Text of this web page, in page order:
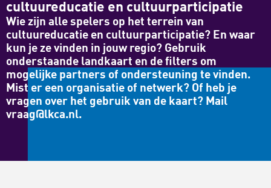
cultuureducatie en cultuurparticipatie
Wie zijn alle spelers op het terrein van
cultuureducatie en cultuurparticipatie? En waar
kun je ze vinden in jouw regio? Gebruik
onderstaande landkaart en de filters om
mogelijke partners of ondersteuning te vinden.
Mist er een organisatie of netwerk? Of heb je
vragen over het gebruik van de kaart? Mail
vraag@lkca.nl.